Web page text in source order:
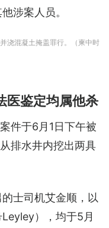
涉案人员。
浇混凝土掩盖罪行。（柬中时
鉴定均属他杀
件于6月1日下午被
排水井内挖出两具
士司机艾金顺，以
），均于5月